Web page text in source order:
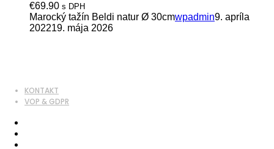
€69.90 s DPH
Marocký tažín Beldi natur Ø 30cmwpadmin9. apríla
202219. mája 2026
KONTAKT
VOP & GDPR